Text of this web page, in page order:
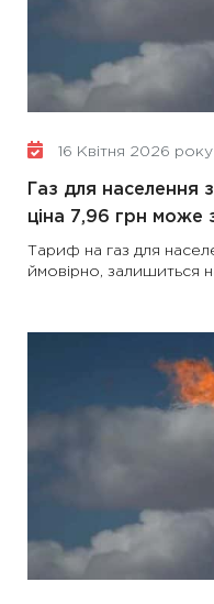
16 Квітня 2026
Газ для населення
ціна 7,96 грн може
Тариф на газ для
ймовірно, залишиться